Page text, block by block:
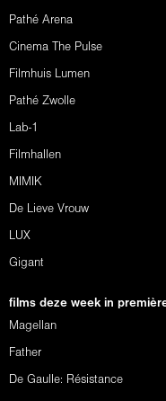
Pathé Arena
Cinema The Pulse
Filmhuis Lumen
Pathé Zwolle
Lab-1
Filmhallen
MIMIK
De Lieve Vrouw
LUX
Gigant
films deze week in
Magellan
Father
De Gaulle: Résistance